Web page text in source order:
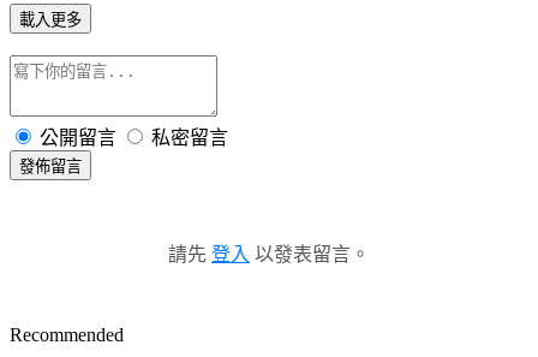
載入更多
公開留言 私密留言
發佈留言
請先 登入 以發表留言。
Recommended